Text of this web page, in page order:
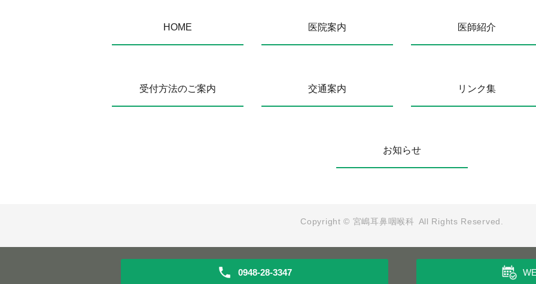
0948-28-3347
HOME 医院案内 医師紹介
受付方法のご案内 交通案内 リンク集
お知らせ
Copyright © 宮嶋耳鼻咽喉科 All Rights Reserved.